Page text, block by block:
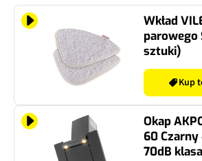
Wkład
parowego
sztuki)
Kup
Okap
60
70dB